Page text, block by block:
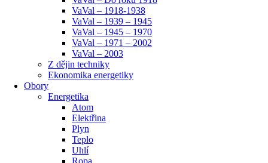
VaVal – 1918-1938
VaVal – 1939 – 1945
VaVal – 1945 – 1970
VaVal – 1971 – 2002
VaVal – 2003
Z dějin techniky
Ekonomika energetiky
Obory
Energetika
Atom
Elektřina
Plyn
Teplo
Uhlí
Ropa